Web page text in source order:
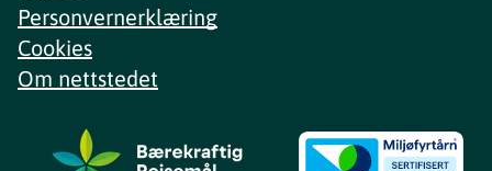
Personvernerklæring
Cookies
Om nettstedet